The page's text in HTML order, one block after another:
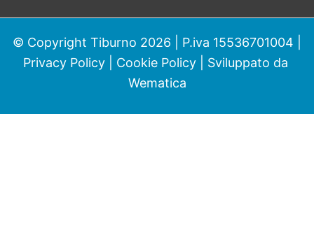
© Copyright Tiburno 2026 | P.iva 15536701004 |
Privacy Policy| Cookie Policy| Sviluppato da
Wematica